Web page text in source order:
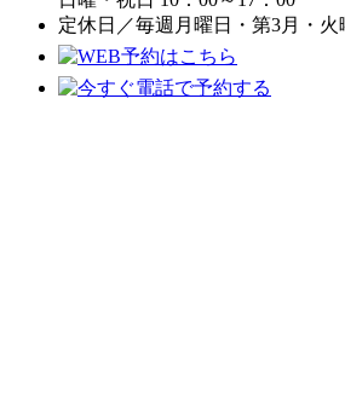
定休日／毎週月曜日・第3月・火